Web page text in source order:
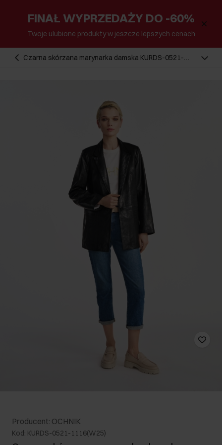
FINAŁ WYPRZEDAŻY DO -60%
Twoje ulubione produkty w jeszcze lepszych cenach
Czarna skórzana marynarka damska KURDS-0521-
Producent: OCHNIK
Kod: KURDS-0521-1116(W25)